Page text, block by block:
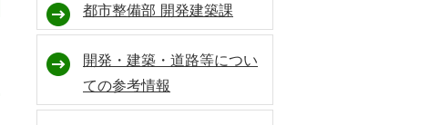
都市整備部 開発建築課
開発・建築・道路等につい
ての参考情報